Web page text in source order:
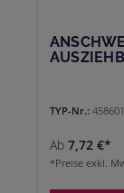
TYP-Nr.:
Ab 7,72 €*
*Preise exkl.